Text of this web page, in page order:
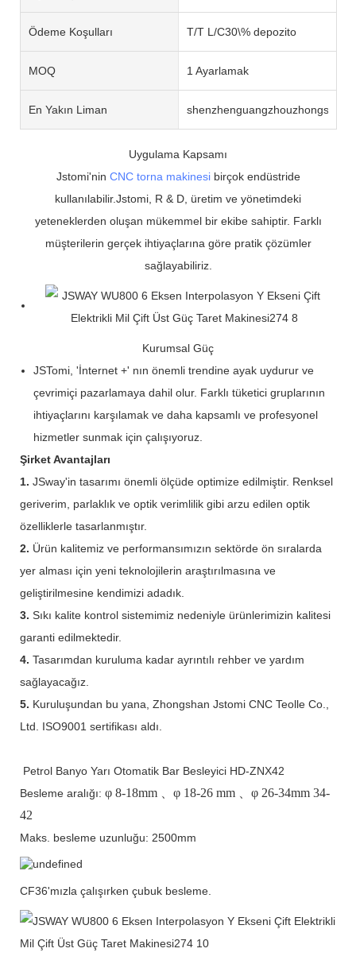
Ödeme Koşulları T/T L/C30\% depozito
MOQ 1 Ayarlamak
En Yakın Liman shenzhenguangzhouzhongshan
Uygulama Kapsamı
Jstomi'nin CNC torna makinesibirçok endüstride
kullanılabilir.Jstomi, R & D, üretim ve yönetimdeki
yeteneklerden oluşan mükemmel bir ekibe sahiptir. Farklı
müşterilerin gerçek ihtiyaçlarına göre pratik çözümler
sağlayabiliriz.
Kurumsal Güç
JSTomi, 'İnternet +' nın önemli trendine ayak uydurur ve
çevrimiçi pazarlamaya dahil olur. Farklı tüketici gruplarının
ihtiyaçlarını karşılamak ve daha kapsamlı ve profesyonel
hizmetler sunmak için çalışıyoruz.
Şirket Avantajları
1. JSway'in tasarımı önemli ölçüde optimize edilmiştir. Renksel
geriverim, parlaklık ve optik verimlilik gibi arzu edilen optik
özelliklerle tasarlanmıştır.
2. Ürün kalitemiz ve performansımızın sektörde ön sıralarda
yer alması için yeni teknolojilerin araştırılmasına ve
geliştirilmesine kendimizi adadık.
3. Sıkı kalite kontrol sistemimiz nedeniyle ürünlerimizin kalitesi
garanti edilmektedir.
4. Tasarımdan kuruluma kadar ayrıntılı rehber ve yardım
sağlayacağız.
5. Kuruluşundan bu yana, Zhongshan Jstomi CNC Teolle Co.,
Ltd. ISO9001 sertifikası aldı.
Petrol Banyo Yarı Otomatik Bar Besleyici HD-ZNX42
Besleme aralığı: φ 8-18mm 、φ 18-26 mm 、φ 26-34mm 34-
42
Maks. besleme uzunluğu: 2500mm
CF36'mızla çalışırken çubuk besleme.